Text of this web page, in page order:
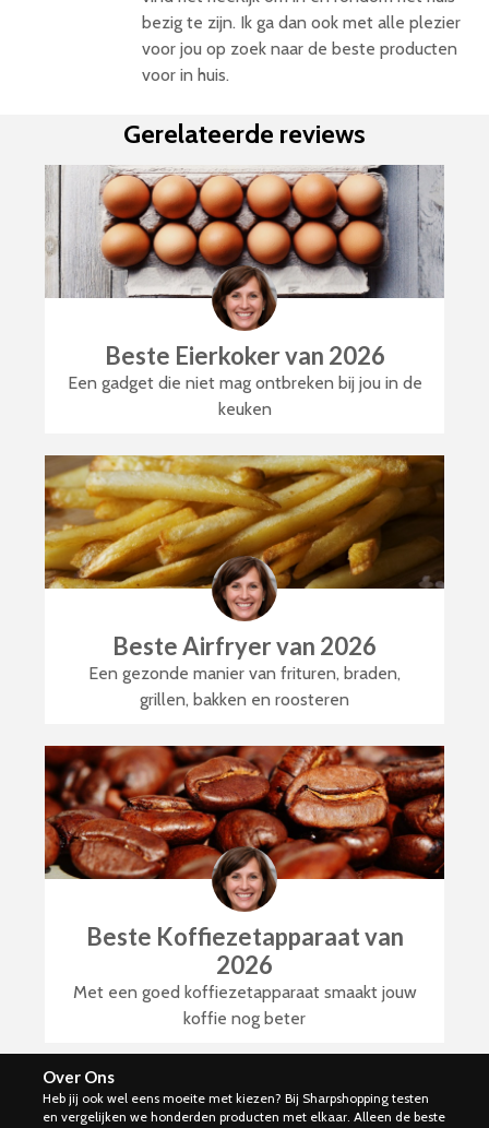
bezig te zijn. Ik ga dan ook met alle plezier
voor jou op zoek naar de beste producten
voor in huis.
Gerelateerde reviews
Beste Eierkoker van 2026
Een gadget die niet mag ontbreken bij jou in de
keuken
Beste Airfryer van 2026
Een gezonde manier van frituren, braden,
grillen, bakken en roosteren
Beste Koffiezetapparaat van
2026
Met een goed koffiezetapparaat smaakt jouw
koffie nog beter
Over Ons
Heb jij ook wel eens moeite met kiezen? Bij Sharpshopping testen
en vergelijken we honderden producten met elkaar. Alleen de beste